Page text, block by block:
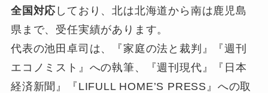
全国対応 しており、北は北海道から南は鹿児島
県まで、受任実績があります。
代表の池田卓司は、『家庭の法と裁判』『週刊
エコノミスト』への執筆、『週刊現代』『日本
経済新聞』『LIFULL HOME’S PRESS』への取